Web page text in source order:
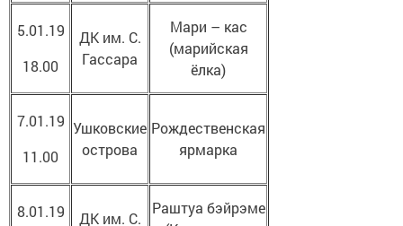
5.01.19
18.00
ДК им. С.
Гассара
Мари – кас
(марийская
ёлка)
7.01.19
11.00
Ушковские
острова
Рождественская
ярмарка
8.01.19
ДК им. С.
Раштуа бэйрэме